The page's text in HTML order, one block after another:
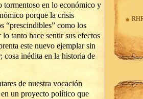
tormentoso en lo económico y
porque la crisis
“prescindibles” como los
tanto hace sentir sus efectos
este nuevo ejemplar sin
cosa inédita en la historia de
de nuestra vocación
un proyecto político que